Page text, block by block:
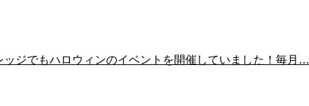
ジでもハロウィンのイベントを開催していました！毎月…